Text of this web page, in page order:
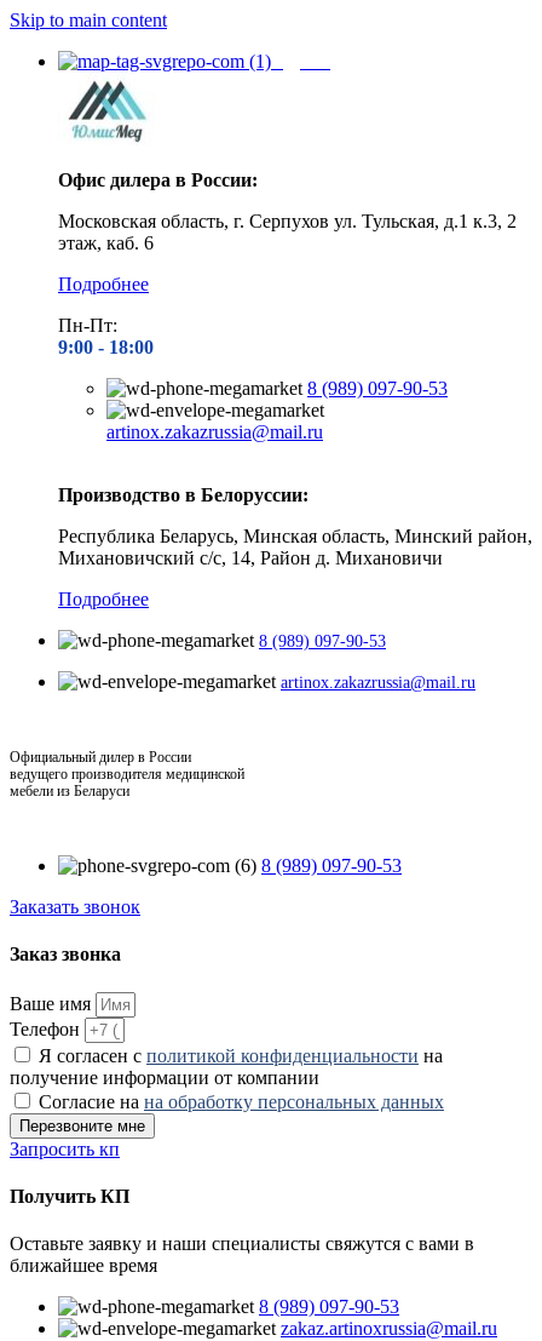
Skip to main content
Офис дилера в России:
Московская область, г. Серпухов ул. Тульская, д.1 к.3, 2
этаж, каб. 6
Подробнее
Пн-Пт:
9:00 - 18:00
8 (989) 097-90-53
artinox.zakazrussia@mail.ru
Производство в Белоруссии:
Республика Беларусь, Минская область, Минский район,
Михановичский с/с, 14, Район д. Михановичи
Подробнее
8 (989) 097-90-53
artinox.zakazrussia@mail.ru
Официальный дилер в России
ведущего производителя медицинской
мебели из Беларуси
8 (989) 097-90-53
Заказать звонок
Заказ звонка
Ваше имя
Телефон
Я согласен с политикой конфиденциальности на
получение информации от компании
Согласие на на обработку персональных данных
Перезвоните мне
Запросить кп
Получить КП
Оставьте заявку и наши специалисты свяжутся с вами в
ближайшее время
8 (989) 097-90-53
zakaz.artinoxrussia@mail.ru